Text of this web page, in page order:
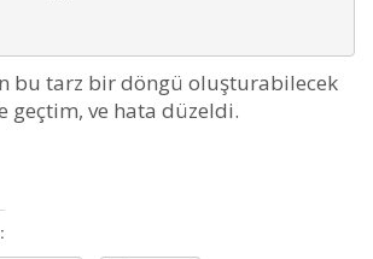
bu tarz bir döngü oluşturabilecek
geçtim, ve hata düzeldi.